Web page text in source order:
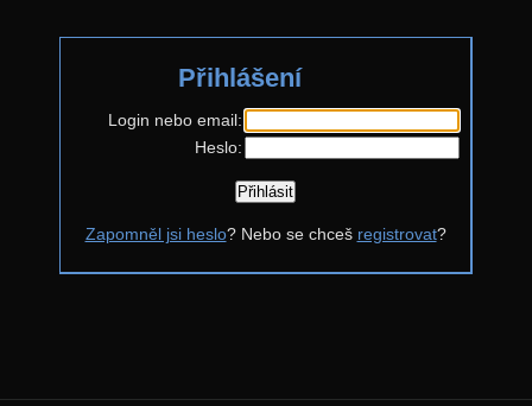
Přihlášení
Login nebo email:
Heslo:
Zapomněl jsi heslo? Nebo se chceš registrovat?